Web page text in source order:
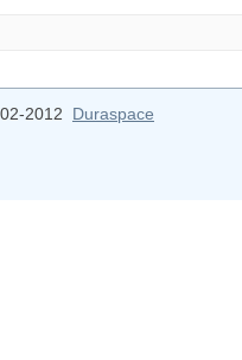
2012 Duraspace